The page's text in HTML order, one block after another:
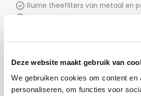
Deze website maakt gebruik van
We gebruiken cookies om content en
personaliseren, om functies voor
Ruime theefilters van metaal en
Tips en advies!
Cadeaus: wie verras